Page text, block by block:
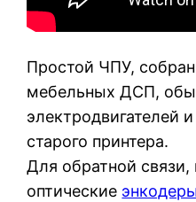
Простой ЧПУ,
мебельных ДСП,
электродвигателей
старого принтера.
Для обратной связи,
оптические